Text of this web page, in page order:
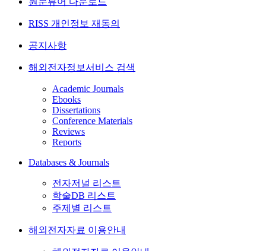
RISS 개인정보 재동의
공지사항
해외전자정보서비스 검색
Academic Journals
Ebooks
Dissertations
Conference Materials
Reviews
Reports
Databases & Journals
전자저널 리스트
학술DB 리스트
주제별 리스트
해외전자자료 이용안내